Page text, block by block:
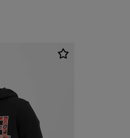
promotion: 24,99 EUR